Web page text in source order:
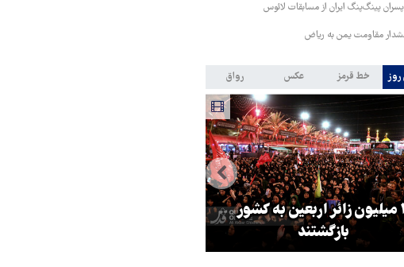
پینگ‌پنگ ایران از مسابقات لائوس
مقاومت یمن به ریاض
خط قرمز عکس رواق
۳ میلیون زائر اربعین به کشور
بازگشتند